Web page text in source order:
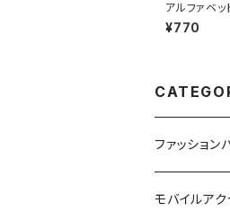
アルファベ
シルプレー
¥770
ファッション
ピンズ
モバイルアク